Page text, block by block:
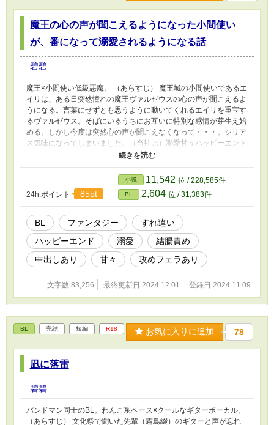
魔王の心の声が聞こえるようになった小間使い
が、番になって溺愛されるようになる話
碧碧
魔王×小間使い低級悪魔。 （あらすじ） 魔王城の小間使いであるエ
イリは、ある日突然憧れの魔王ヴァルゼウスの心の声が聞こえるよ
うになる。言葉にせずとも思うように動いてくれるエイリを重宝す
るヴァルゼウス。そばにいるうちにお互いに特別な感情が芽生え始
める。しかし今度は突然心の声が聞こえなくなって・・・。シリア
ス気味になってしまいました。（当社比）溺愛甘々ハッピーエンド
です。番外編は最初から最後までR18です。 （本編R18シーン内
め、攻めフェラ、攻め飲精、結腸姦、潮吹き、中出し、連続絶頂な
ど。ご注意ください。 （番外編R18シーン内容） 媚薬、尻尾舐
め、結腸姦、フェラ、飲精、潮吹き、連続絶頂、中出し、誘い受
け、攻め喘ぎなど。ご注意ください。
24h.ポイント 85pt
小説 11,542 位 / 228,585件
BL 2,604 位 / 31,383件
BL ファンタジー
すれ違い
ハッピーエンド
溺愛
結腸責め
中出しあり
甘々 攻めフェラあり
文字数 83,256 最終更新日 2024.12.01 登録日 2024.11.09
BL 完結 短編 R18 お気に入りに追加 78
凪に落雷
碧碧
バンドマン同士のBL。わんこ系ベース×クールなギターボーカル。
（あらすじ） 文化祭で聞いた先輩（霧島綴）のギターと声が忘れ